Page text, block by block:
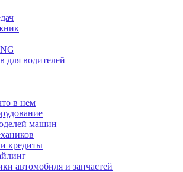
для водителей
в нем
машин
кредиты
автомобиля и запчастей